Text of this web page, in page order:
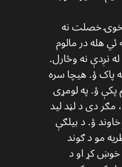
خوۍ خصلت نه
هله در مالوم
نږدې نه وڅارل.
پاک ؤ. هیچا سره
پکې ؤ. په لومړی
مګر دی د لڼد لید
ؤ. د بیلګې
مو د ګوند
خوښ کړ او د